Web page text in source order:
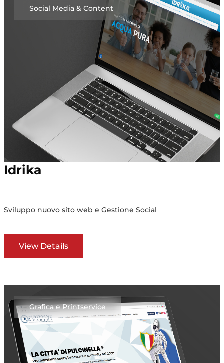
Social Media & Content
Idrika
Sviluppo nuovo sito web e Gestione Social
View Details
Grafica e Printservice